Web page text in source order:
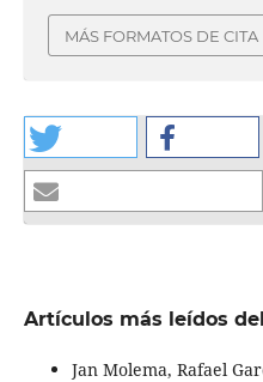
MÁS FORMATOS DE CITA
Artículos más leídos
Jan Molema, Rafael